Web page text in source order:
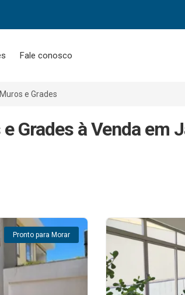
Fale conosco
e Grades
Grades à Venda em
Pronto para Morar